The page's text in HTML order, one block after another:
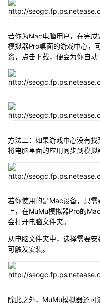
若你为Mac电脑用户，在完
模拟器Pro桌面的游戏中心，
资，点击下载，便会为你自动
方法二：如果游戏中心没有找
将电脑里面的应用同步到模拟
若你使用的是Mac设备，只
上，在MuMu模拟器Pro的
会打开电脑文件夹。
从电脑文件夹中，选择需要
可触发安装。
除此之外，MuMu模拟器还可